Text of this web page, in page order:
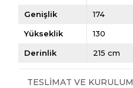
Genişlik 174
Yükseklik 130
Derinlik 215 cm
TESLIMAT VE KURULUM